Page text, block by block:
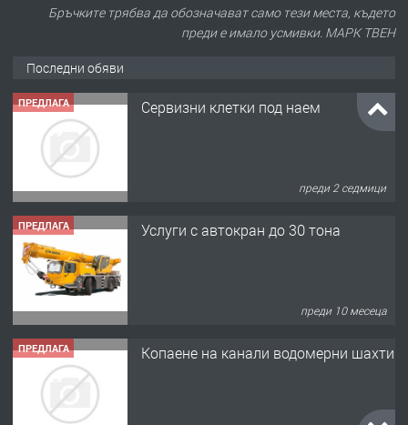
Бръчките трябва да обозначават само тези места, където
преди е имало усмивки. МАРК ТВЕН
Последни обяви
ПРЕДЛАГА Сервизни клетки под наем
преди 2 седмици
ПРЕДЛАГА Услуги с автокран до 30 тона
преди 10 месеца
ПРЕДЛАГА Копаене на канали водомерни шахти